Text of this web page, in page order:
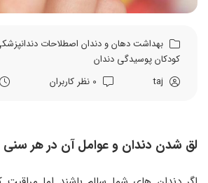
بهداشت دهان و دندان اصطلاحات
کودکانپوسیدگی دندان
taj
لق شدن دندان و عوامل آن در هر سنی